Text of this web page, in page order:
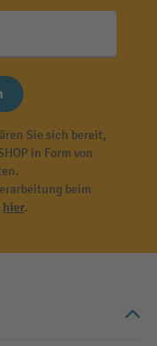
Sie sich bereit,
in Form von
beim
hier.